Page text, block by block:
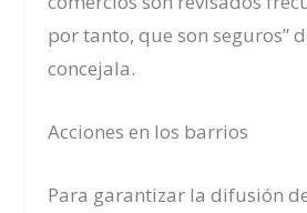
por tanto, que son seguros”
concejala.
Acciones en los barrios
Para garantizar la difusión